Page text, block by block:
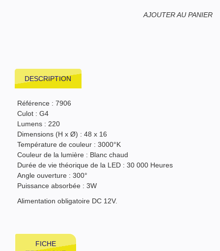
AJOUTER AU PANIER
DESCRIPTION
Référence : 7906
Culot : G4
Lumens : 220
Dimensions (H x Ø) : 48 x 16
Température de couleur : 3000°K
Couleur de la lumière : Blanc chaud
Durée de vie théorique de la LED : 30 000 Heures
Angle ouverture : 300°
Puissance absorbée : 3W
Alimentation obligatoire DC 12V.
FICHE